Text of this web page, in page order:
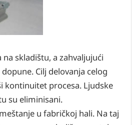
skladištu, a zahvaljujući
Cilj delovanja celog
kontinuitet procesa. Ljudske
su eliminisani.
u fabričkoj hali. Na taj